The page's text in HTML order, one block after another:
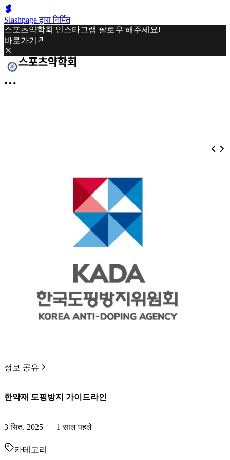
Slashpage द्वारा निर्मित
스포츠약학회 인스타그램 팔로우 해주세요!
바로가기
정보 공유
한약재 도핑방지 가이드라인
3 सित. 2025 1 साल पहले
카테고리